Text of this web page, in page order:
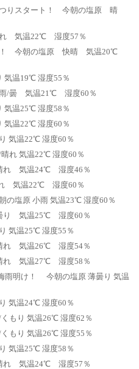
りスタート！ 今朝の塩原 晴
気温22℃ 湿度57％
！ 今朝の塩原 快晴 気温20℃
気温19℃ 湿度55％
/曇 気温21℃ 湿度60％
気温25℃ 湿度58％
気温22℃ 湿度60％
気温22℃ 湿度60％
れ 気温22℃ 湿度60％
れ 気温24℃ 湿度46％
気温22℃ 湿度60％
の塩原 小雨 気温23℃ 湿度60％
り 気温25℃ 湿度60％
気温25℃ 湿度55％
れ 気温26℃ 湿度54％
れ 気温27℃ 湿度58％
雨明け！ 今朝の塩原 薄曇り 気温
気温24℃ 湿度60％
もり 気温26℃ 湿度62％
もり 気温26℃ 湿度55％
気温25℃ 湿度58％
れ 気温24℃ 湿度57％